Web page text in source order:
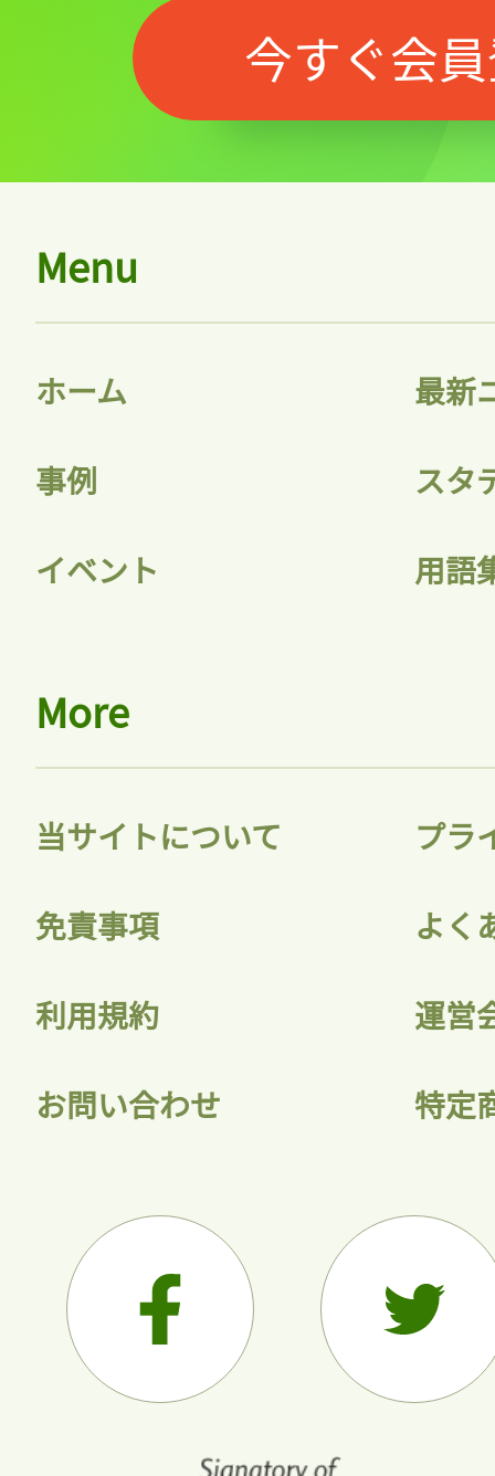
記事をお気に入りに
ログインが必
ログイン
今すぐ会
Menu
ホーム 最新
事例 スタ
イベント 用語
More
当サイトについて プラ
免責事項 よく
利用規約 運営
お問い合わせ 特定